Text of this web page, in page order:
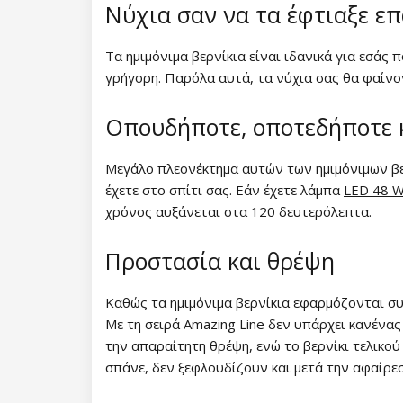
Συλλογή Lovely Kiss
Συλλογή Magic Winter
Συλλογή Rainbow Tones
Συλλογή Beach Party
Συλλογή Pure Elegance
Συλλογή Pastel Candy
Συλλογή New York City
Συλλογή Army Lady
Συλλογή Party Animal
Συλλογή Glitter Flash
NANI ημιμόνιμα βερνίκια Simply
Pure
Συλλογή Brownie
Συλλογή Time to Shine
Συλλογή Garden of Serenity
NeoNail ημιμόνιμα βερνίκια
Nail Art
Βερνίκια νυχιών
Χρωματιστά βερνίκια
Βερνίκια νυχιών - Classic
Βερνίκια νυχιών - Super Shine
Παιδικά βερνίκια νυχιών
Διακοσμητικά βερνίκια
UV gel
Χρωματιστά UV gel
NANI UV gel Professional
UV gel Top Coat
Ακρυλικό σύστημα
Acrygel
Πολυακρυλικά
Νύχια σαν να τα έφτιαξε
Τα ημιμόνιμα βερνίκια είναι ιδανικά για
γρήγορη. Παρόλα αυτά, τα νύχια σας θα
Οπουδήποτε, οποτεδήποτε
Μεγάλο πλεονέκτημα αυτών των ημιμόνιμων
έχετε στο σπίτι σας. Εάν έχετε λάμπα LED 48
χρόνος αυξάνεται στα 120 δευτερόλεπτα.
Προστασία και θρέψη
Καθώς τα ημιμόνιμα βερνίκια εφαρμόζονται
Με τη σειρά Amazing Line δεν υπάρχει
την απαραίτητη θρέψη, ενώ το βερνίκι
σπάνε, δεν ξεφλουδίζουν και μετά την